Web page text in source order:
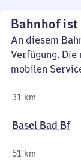
Bahnhof
An diesem
Verfügung. Die
mobilen
31 km
Basel Bad Bf
51 km